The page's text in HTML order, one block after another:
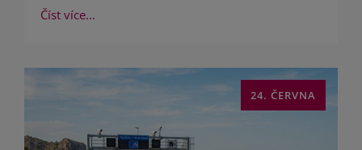
Číst více...
24. ČERVNA